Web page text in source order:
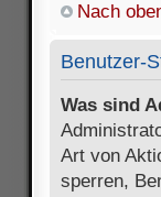
Nach
Benutzer-
Was sind
Art von
sperren,